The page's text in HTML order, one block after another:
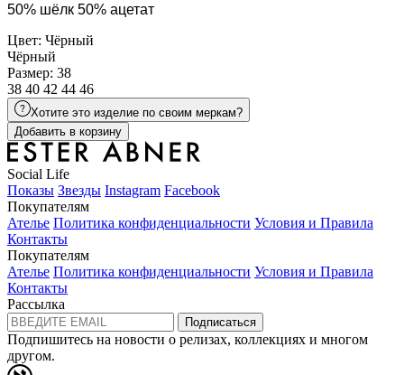
50% шёлк 50% ацетат
Цвет: Чёрный
Чёрный
Размер: 38
38 40 42 44 46
Хотите это изделие по своим меркам?
Добавить в корзину
Social Life
Показы Звезды Instagram Facebook
Покупателям
Ателье Политика конфиденциальности Условия и Правила
Контакты
Покупателям
Ателье Политика конфиденциальности Условия и Правила
Контакты
Рассылка
Подписаться
Подпишитесь на новости о релизах, коллекциях и многом
другом.